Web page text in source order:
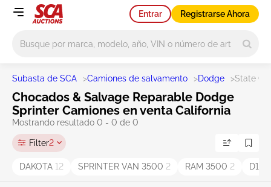
Entrar Registrarse Ahora
Subasta de SCA >Camiones de salvamento >Dodge >State CA
Chocados & Salvage Reparable Dodge
Sprinter Camiones en venta California
Mostrando resultado 0 - 0 de 0
Filter2
DAKOTA 12 SPRINTER VAN 3500 2 RAM 3500 2